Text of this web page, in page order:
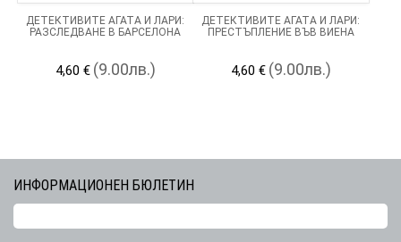
ДЕТЕКТИВИТЕ АГАТА И ЛАРИ:
РАЗСЛЕДВАНЕ В БАРСЕЛОНА
4,60 € (9.00лв.)
ДЕТЕКТИВИТЕ АГАТА И ЛАРИ:
ПРЕСТЪПЛЕНИЕ ВЪВ ВИЕНА
4,60 € (9.00лв.)
ИНФОРМАЦИОНЕН БЮЛЕТИН